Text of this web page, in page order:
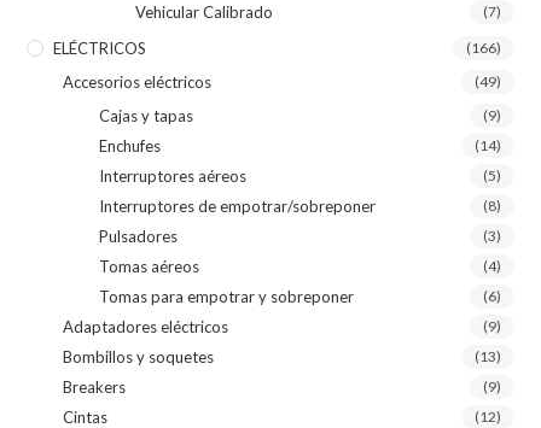
Vehicular Calibrado (7)
ELÉCTRICOS (166)
Accesorios eléctricos (49)
Cajas y tapas (9)
Enchufes (14)
Interruptores aéreos (5)
Interruptores de empotrar/sobreponer (8)
Pulsadores (3)
Tomas aéreos (4)
Tomas para empotrar y sobreponer (6)
Adaptadores eléctricos (9)
Bombillos y soquetes (13)
Breakers (9)
Cintas (12)